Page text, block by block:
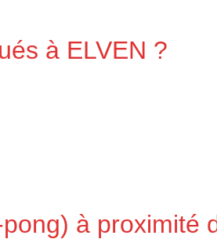
à ELVEN ?
à proximité